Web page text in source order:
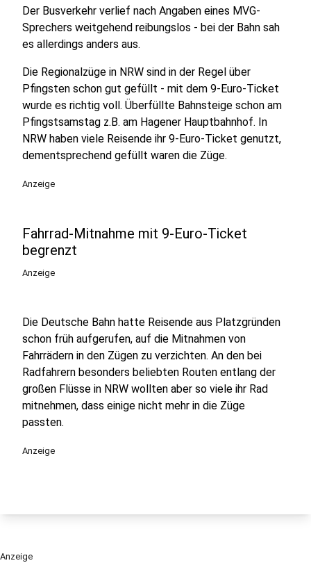
Der Busverkehr verlief nach Angaben eines MVG-
Sprechers weitgehend reibungslos - bei der Bahn sah
es allerdings anders aus.
Die Regionalzüge in NRW sind in der Regel über
Pfingsten schon gut gefüllt - mit dem 9-Euro-Ticket
wurde es richtig voll. Überfüllte Bahnsteige schon am
Pfingstsamstag z.B. am Hagener Hauptbahnhof. In
NRW haben viele Reisende ihr 9-Euro-Ticket genutzt,
dementsprechend gefüllt waren die Züge.
Anzeige
Fahrrad-Mitnahme mit 9-Euro-Ticket
begrenzt
Anzeige
Die Deutsche Bahn hatte Reisende aus Platzgründen
schon früh aufgerufen, auf die Mitnahmen von
Fahrrädern in den Zügen zu verzichten. An den bei
Radfahrern besonders beliebten Routen entlang der
großen Flüsse in NRW wollten aber so viele ihr Rad
mitnehmen, dass einige nicht mehr in die Züge
passten.
Anzeige
Anzeige